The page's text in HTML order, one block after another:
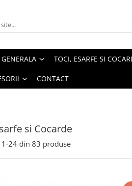
TOCI, ESARFE SI
CONTACT
si Cocarde
1-24 din 83 produse